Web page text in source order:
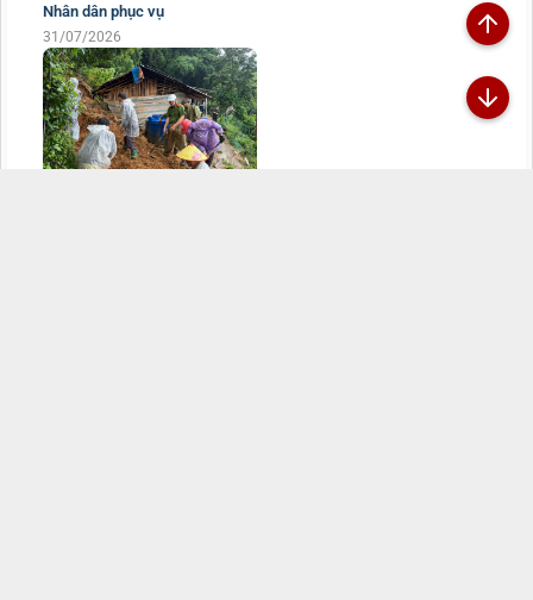
Nhân dân phục vụ
31/07/2026